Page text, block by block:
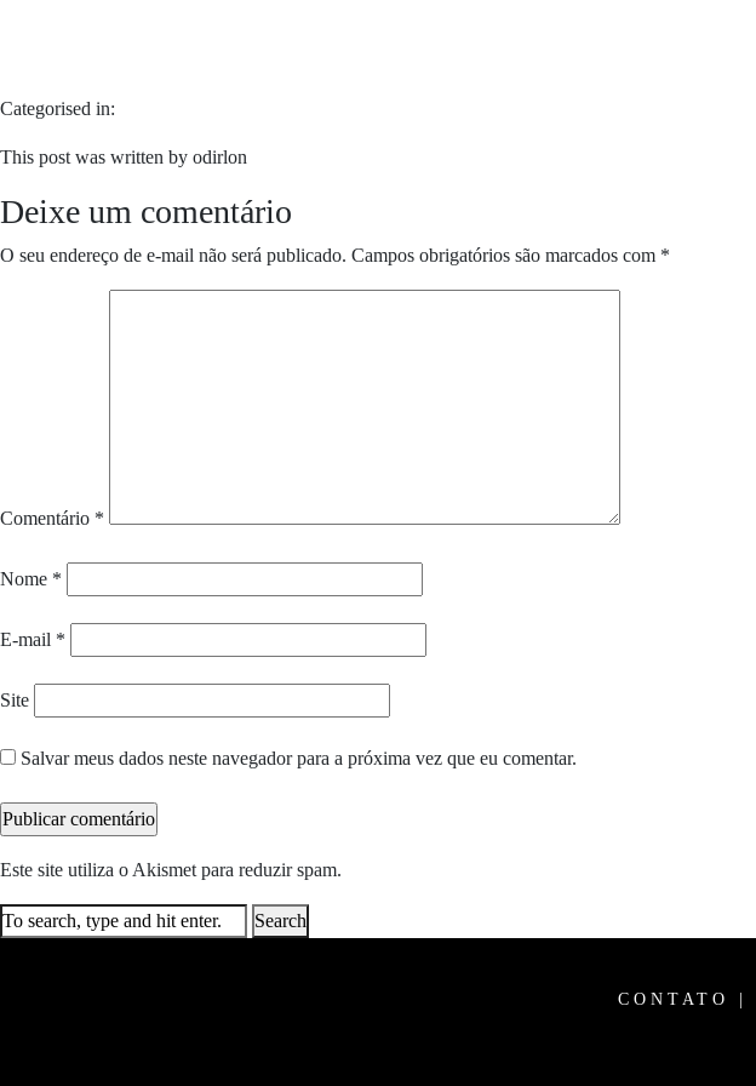
Categorised in:
This post was written by odirlon
Deixe um comentário
O seu endereço de e-mail não será publicado. Campos obrigatórios são marcados com *
Comentário *
Nome *
E-mail *
Site
Salvar meus dados neste navegador para a próxima vez que eu comentar.
Este site utiliza o Akismet para reduzir spam.
Search
CONTATO